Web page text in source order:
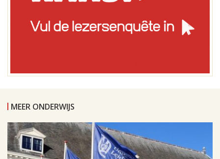
MEER ONDERWIJS